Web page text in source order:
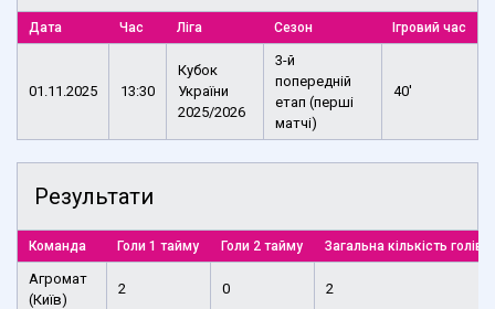
Дата Час Ліга Сезон Ігровий час
01.11.2025 13:30
Кубок
України
2025/2026
3-й
попередній
етап (перші
матчі)
40'
Результати
Команда Голи 1 тайму Голи 2 тайму Загальна кількість голів
Агромат
(Київ)
2 0 2